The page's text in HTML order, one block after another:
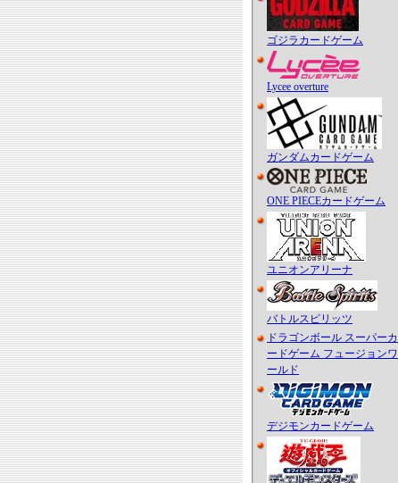
ゴジラカードゲーム
Lycee overture
ガンダムカードゲーム
ONE PIECEカードゲーム
ユニオンアリーナ
バトルスピリッツ
ドラゴンボール スーパーカ
ードゲーム フュージョンワ
ールド
デジモンカードゲーム